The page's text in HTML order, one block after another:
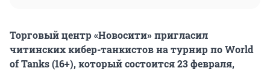
Торговый центр «Новосити» пригласил
читинских кибер-танкистов на турнир по World
of Tanks (16+), который состоится 23 февраля,